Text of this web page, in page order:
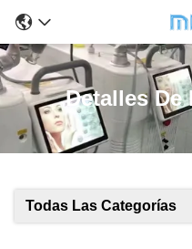
Detalles
Todas Las Categorías